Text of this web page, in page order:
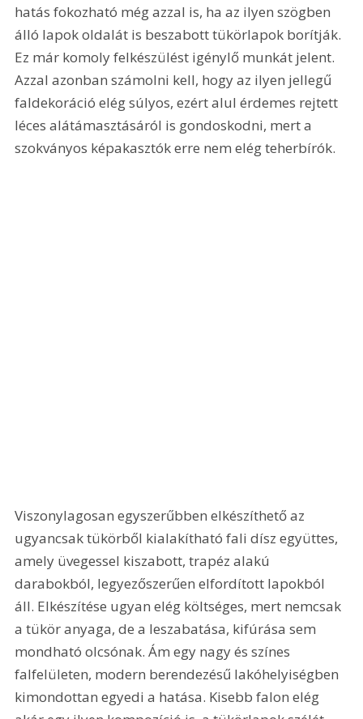
hatás fokozható még azzal is, ha az ilyen szögben
álló lapok oldalát is beszabott tükörlapok borítják.
Ez már komoly felkészülést igénylő munkát jelent.
Azzal azonban számolni kell, hogy az ilyen jellegű
faldekoráció elég súlyos, ezért alul érdemes rejtett
léces alátámasztásáról is gondoskodni, mert a
szokványos képakasztók erre nem elég teherbírók.
Viszonylagosan egyszerűbben elkészíthető az
ugyancsak tükörből kialakítható fali dísz együttes,
amely üvegessel kiszabott, trapéz alakú
darabokból, legyezőszerűen elfordított lapokból
áll. Elkészítése ugyan elég költséges, mert nemcsak
a tükör anyaga, de a leszabatása, kifúrása sem
mondható olcsónak. Ám egy nagy és színes
falfelületen, modern berendezésű lakóhelyiségben
kimondottan egyedi a hatása. Kisebb falon elég